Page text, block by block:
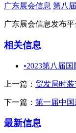
广东展会信息 第八
广东展会信息发布平
相关信息
•2023第八届
上一篇： 贸发局时装
下一篇： 第一届中
最新信息